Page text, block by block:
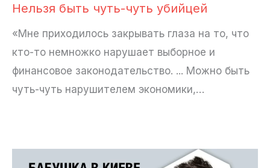
Нельзя быть чуть-чуть убийцей
«Мне приходилось закрывать глаза на то, что
кто-то немножко нарушает выборное и
финансовое законодательство. ... Можно быть
чуть-чуть нарушителем экономики,…